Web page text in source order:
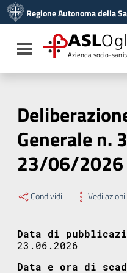
Vai al menu di
Vai al footer
Regione Autonoma della
Toggle navigation
ASL
Azienda socio-
Generale n.
23/06/2026
Condividi Vedi azioni
Data di
23.06.2026
Data e ora di